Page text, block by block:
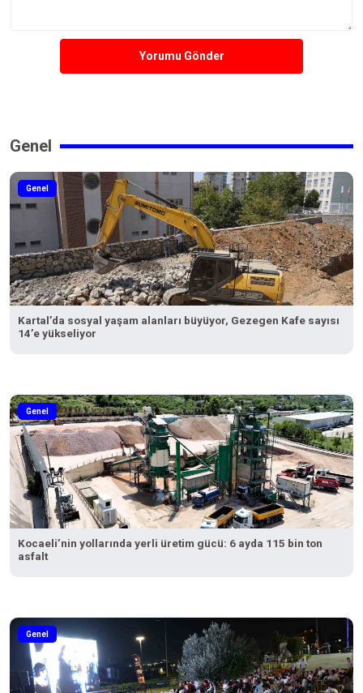
Yorumu Gönder
Genel
Genel
Kartal’da sosyal yaşam alanları büyüyor, Gezegen Kafe sayısı
14’e yükseliyor
Genel
Kocaeli’nin yollarında yerli üretim gücü: 6 ayda 115 bin ton
asfalt
Genel